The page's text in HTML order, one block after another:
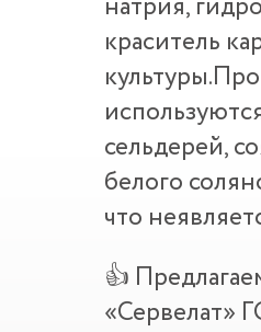
краситель
сельдерей,
белого
что
👍
«Сервелат»